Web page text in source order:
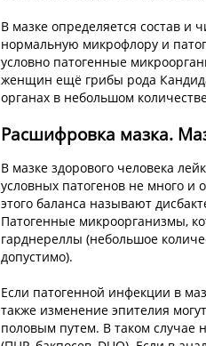
В мазке определяется состав
нормальную микрофлору и
условно патогенные
женщин ещё грибы рода
органах в небольшом
Расшифровка мазка.
В мазке здорового человека
условных патогенов не много и
этого баланса называют
Патогенные микроорганизмы,
гарднереллы (небольшое
допустимо).
Если патогенной инфекции в
также изменение эпителия
половым путем. В таком случае